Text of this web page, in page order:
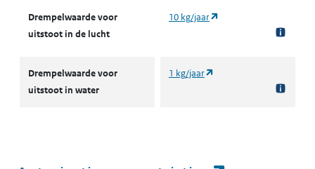
Drempelwaarde voor
uitstoot in de lucht
10 kg/jaar
Drempelwaarde voor
uitstoot in water
1 kg/jaar